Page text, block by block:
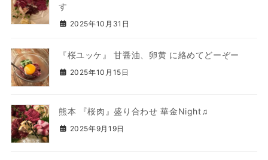
す
2025年10月31日
『桜ユッケ』 甘醤油、卵黄 に絡めてどーぞー
2025年10月15日
熊本 『桜肉』盛り合わせ 華金Night♫
2025年9月19日